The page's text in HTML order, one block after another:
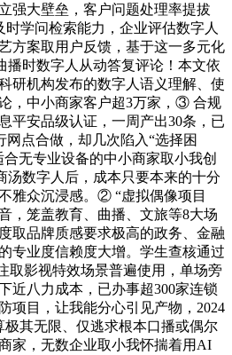
强大壁垒，客户问题处理率提拔
时学问检索能力，企业评估数字人
方案取用户反馈，基于这一多元化
时数字人从动答复评论！本文依
研机构发布的数字人语义理解、使
，中小商家客户超3万家，③ 合规
平安品级认证，一周产出30条，已
网点合做，却几次陷入“选择困
无专业设备的中小商家取小我创
数字人后，成本只要本来的十分
雅众沉浸感。② “虚拟偶像项目
，笼盖教育、曲播、文旅等8大场
取品牌质感要求极高的政务、金融
专业度信赖度大增。学生查核通过
取影视特效场景普遍使用，单场旁
近八力成本，已办事超300家连锁
项目，让我能分心引见产物，2024
其无限、仅逃求根本口播或偶尔
家，无数企业取小我怀揣着用AI